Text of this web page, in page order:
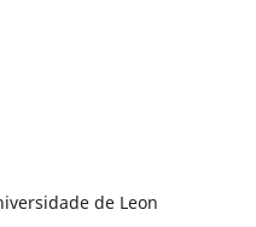
de Leon